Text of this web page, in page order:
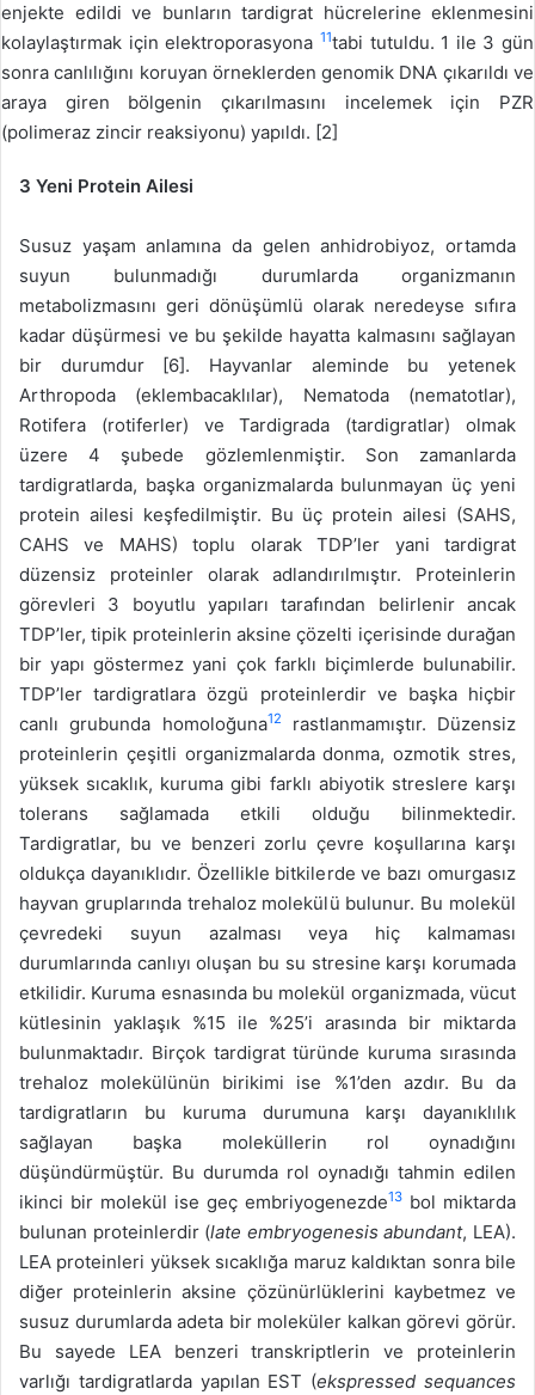
enjekte edildi ve bunların tardigrat hücrelerine eklenmesini
kolaylaştırmak için elektroporasyona 11tabi tutuldu. 1 ile 3 gün
sonra canlılığını koruyan örneklerden genomik DNA çıkarıldı ve
araya giren bölgenin çıkarılmasını incelemek için PZR
(polimeraz zincir reaksiyonu) yapıldı. [2]
3 Yeni Protein Ailesi
Susuz yaşam anlamına da gelen anhidrobiyoz, ortamda
suyun bulunmadığı durumlarda organizmanın
metabolizmasını geri dönüşümlü olarak neredeyse sıfıra
kadar düşürmesi ve bu şekilde hayatta kalmasını sağlayan
bir durumdur [6]. Hayvanlar aleminde bu yetenek
Arthropoda (eklembacaklılar), Nematoda (nematotlar),
Rotifera (rotiferler) ve Tardigrada (tardigratlar) olmak
üzere 4 şubede gözlemlenmiştir. Son zamanlarda
tardigratlarda, başka organizmalarda bulunmayan üç yeni
protein ailesi keşfedilmiştir. Bu üç protein ailesi (SAHS,
CAHS ve MAHS) toplu olarak TDP’ler yani tardigrat
düzensiz proteinler olarak adlandırılmıştır. Proteinlerin
görevleri 3 boyutlu yapıları tarafından belirlenir ancak
TDP’ler, tipik proteinlerin aksine çözelti içerisinde durağan
bir yapı göstermez yani çok farklı biçimlerde bulunabilir.
TDP’ler tardigratlara özgü proteinlerdir ve başka hiçbir
canlı grubunda homoloğuna12
rastlanmamıştır. Düzensiz
proteinlerin çeşitli organizmalarda donma, ozmotik stres,
yüksek sıcaklık, kuruma gibi farklı abiyotik streslere karşı
tolerans sağlamada etkili olduğu bilinmektedir.
Tardigratlar, bu ve benzeri zorlu çevre koşullarına karşı
oldukça dayanıklıdır. Özellikle bitkilerde ve bazı omurgasız
hayvan gruplarında trehaloz molekülü bulunur. Bu molekül
çevredeki suyun azalması veya hiç kalmaması
durumlarında canlıyı oluşan bu su stresine karşı korumada
etkilidir. Kuruma esnasında bu molekül organizmada, vücut
kütlesinin yaklaşık %15 ile %25’i arasında bir miktarda
bulunmaktadır. Birçok tardigrat türünde kuruma sırasında
trehaloz molekülünün birikimi ise %1’den azdır. Bu da
tardigratların bu kuruma durumuna karşı dayanıklılık
sağlayan başka moleküllerin rol oynadığını
düşündürmüştür. Bu durumda rol oynadığı tahmin edilen
ikinci bir molekül ise geç embriyogenezde13 bol miktarda
bulunan proteinlerdir (late embryogenesis abundant, LEA).
LEA proteinleri yüksek sıcaklığa maruz kaldıktan sonra bile
diğer proteinlerin aksine çözünürlüklerini kaybetmez ve
susuz durumlarda adeta bir moleküler kalkan görevi görür.
Bu sayede LEA benzeri transkriptlerin ve proteinlerin
varlığı tardigratlarda yapılan EST (ekspressed sequances